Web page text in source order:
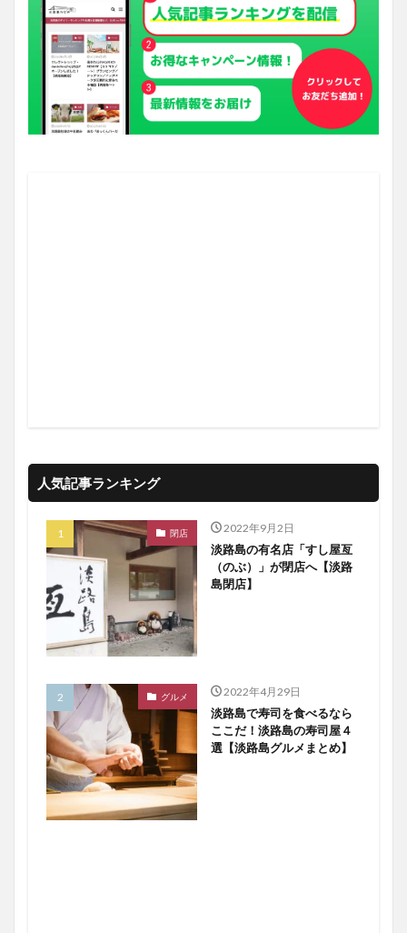
人気記事ランキング
閉店 2022年9月2日
淡路島の有名店「すし屋亙
（のぶ）」が閉店へ【淡路
島閉店】
グルメ 2022年4月29日
淡路島で寿司を食べるなら
ここだ！淡路島の寿司屋４
選【淡路島グルメまとめ】